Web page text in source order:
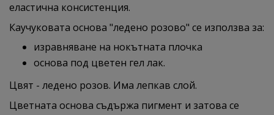
еластична консистенция.
Каучуковата основа "ледено розово" се използва за:
изравняване на нокътната плочка
основа под цветен гел лак.
Цвят - ледено розов. Има лeпкав слой.
Цветната основа съдържа пигмент и затова се